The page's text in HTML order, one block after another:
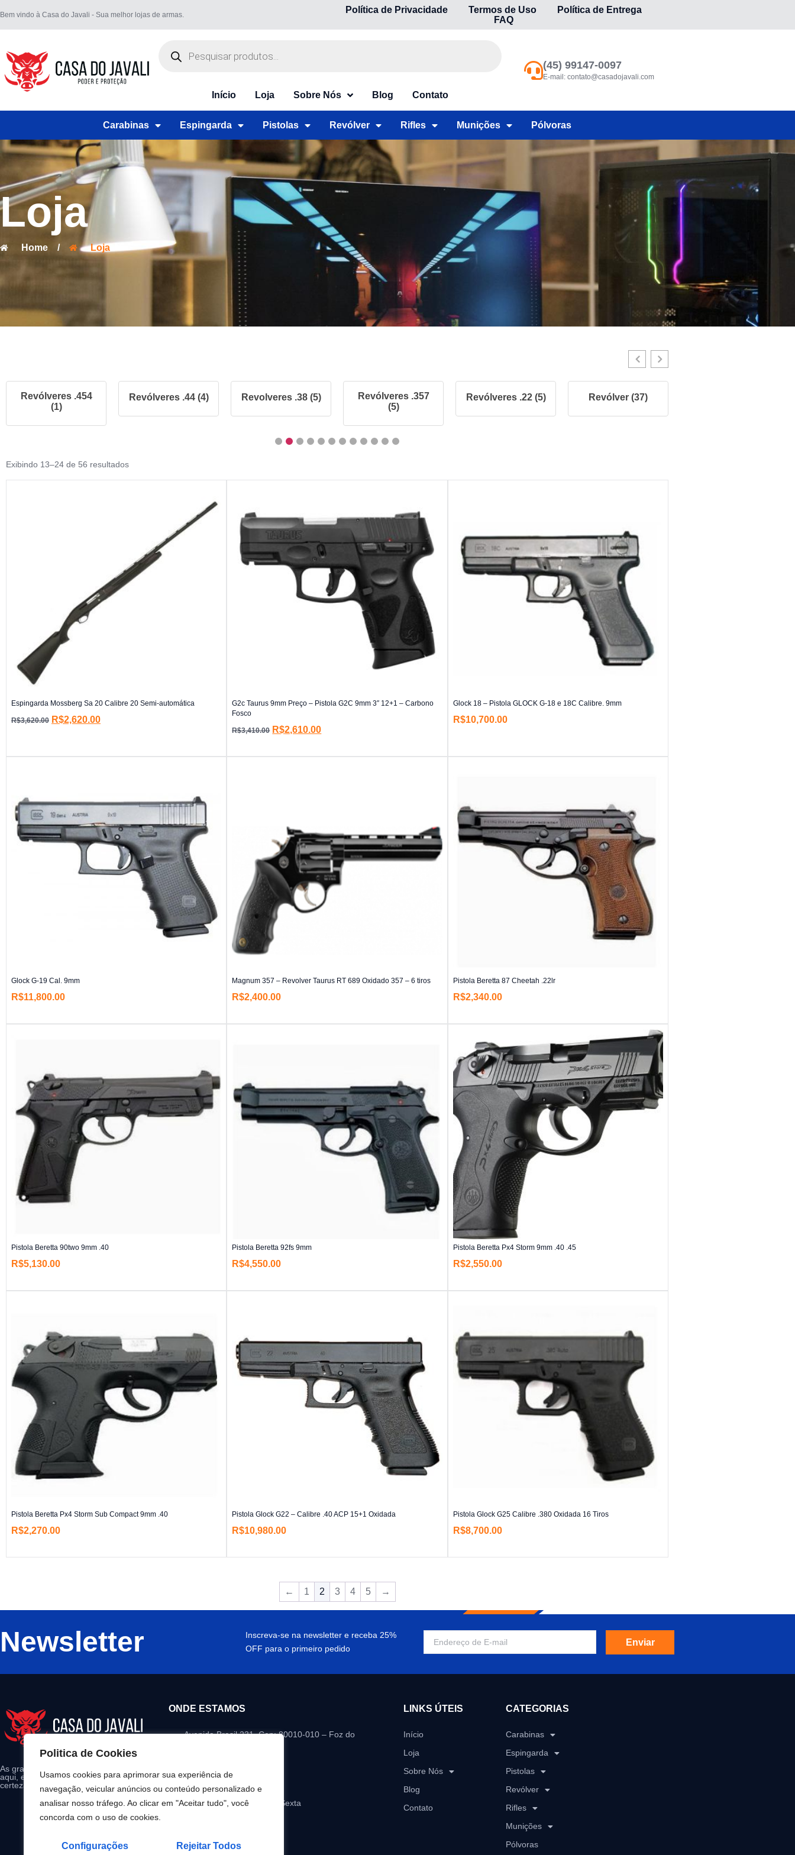
Politica de Cookies
Usamos cookies para aprimorar sua experiência de
navegação, veicular anúncios ou conteúdo personalizado e
analisar nosso tráfego. Ao clicar em "Aceitar tudo", você
concorda com o uso de cookies.
Configurações Rejeitar Todos
Bem vindo à Casa do Javali - Sua melhor lojas de armas. Política de Privacidade Termos de Uso
Política de Entrega
FAQ
Início Loja Sobre Nós Blog Contato
(45) 99147-0097
E-mail: contato@casadojavali.com
Carabinas Espingarda Pistolas Revólver Rifles Munições Pólvoras
Loja
Home / Loja
Revólveres .454
(1)
Revólveres .44 (4) Revolveres .38 (5)
Revólveres .357
(5)
Revólveres .22 (5) Revólver (37)
Exibindo 13–24 de 56 resultados
Espingarda Mossberg Sa 20 Calibre 20 Semi-automática
R$3,620.00 R$2,620.00
G2c Taurus 9mm Preço – Pistola G2C 9mm 3″ 12+1 – Carbono
Fosco
R$3,410.00 R$2,610.00
Glock 18 – Pistola GLOCK G-18 e 18C Calibre. 9mm
R$10,700.00
Glock G-19 Cal. 9mm
R$11,800.00
Magnum 357 – Revolver Taurus RT 689 Oxidado 357 – 6 tiros
R$2,400.00
Pistola Beretta 87 Cheetah .22lr
R$2,340.00
Pistola Beretta 90two 9mm .40
R$5,130.00
Pistola Beretta 92fs 9mm
R$4,550.00
Pistola Beretta Px4 Storm 9mm .40 .45
R$2,550.00
Pistola Beretta Px4 Storm Sub Compact 9mm .40
R$2,270.00
Pistola Glock G22 – Calibre .40 ACP 15+1 Oxidada
R$10,980.00
Pistola Glock G25 Calibre .380 Oxidada 16 Tiros
R$8,700.00
← 1 2 3 4 5 →
Newsletter
Inscreva-se na newsletter e receba 25%
OFF para o primeiro pedido
Enviar
As grandes marcas do mercado estão
aqui, escolha seu produto e tenha
certeza da qualidade garantida.
ONDE ESTAMOS
Avenida Brasil 231, Cep: 80010-010 – Foz do
(45) 99147-0097
08:00 - 18:00 Segunda a Sexta
LINKS ÚTEIS
Início
Loja
Sobre Nós
Blog
Contato
CATEGORIAS
Carabinas
Espingarda
Pistolas
Revólver
Rifles
Munições
Pólvoras